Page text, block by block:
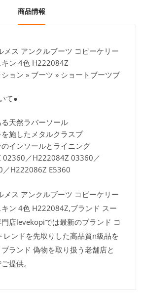
商品情報
ス アンクルブーツ コピーケリー
ン 4色 H222084Z
ョン » ブーツ » ショートブーツブ
て●
天然ラバーソール
施したメタルクラスプ
インソールとライニング
02360／H222084Z 03360／
H222086Z E5360
ス アンクルブーツ コピーケリー
ン 4色 H222084Z,ブランド スー
店levekopiでは最新のブランド コ
レンドを先取りした高品質n級品を
ランド 偽物を取り扱う老舗店と
提供。